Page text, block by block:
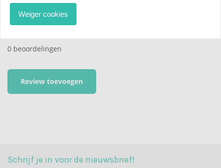
Beoordelingen
0/ 5
0 beoordelingen
Review toevoegen
Schrijf je in voor de nieuwsbrief!
Weiger cookies